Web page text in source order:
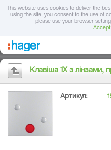
This website uses cookies to deliver the
using the site, you consent to the use of
please use your browser
Клавіша 1Х з лінзами,
Артикул: